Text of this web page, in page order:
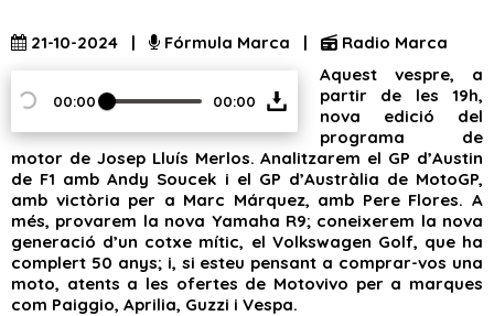
21-10-2024 | Fórmula Marca | Radio Marca
00:00 00:00
Aquest vespre, a
partir de les 19h,
nova edició del
programa de
motor de Josep Lluís Merlos. Analitzarem el GP d’Austin
de F1 amb Andy Soucek i el GP d’Austràlia de MotoGP,
amb victòria per a Marc Márquez, amb Pere Flores. A
més, provarem la nova Yamaha R9; coneixerem la nova
generació d’un cotxe mític, el Volkswagen Golf, que ha
complert 50 anys; i, si esteu pensant a comprar-vos una
moto, atents a les ofertes de Motovivo per a marques
com Paiggio, Aprilia, Guzzi i Vespa.